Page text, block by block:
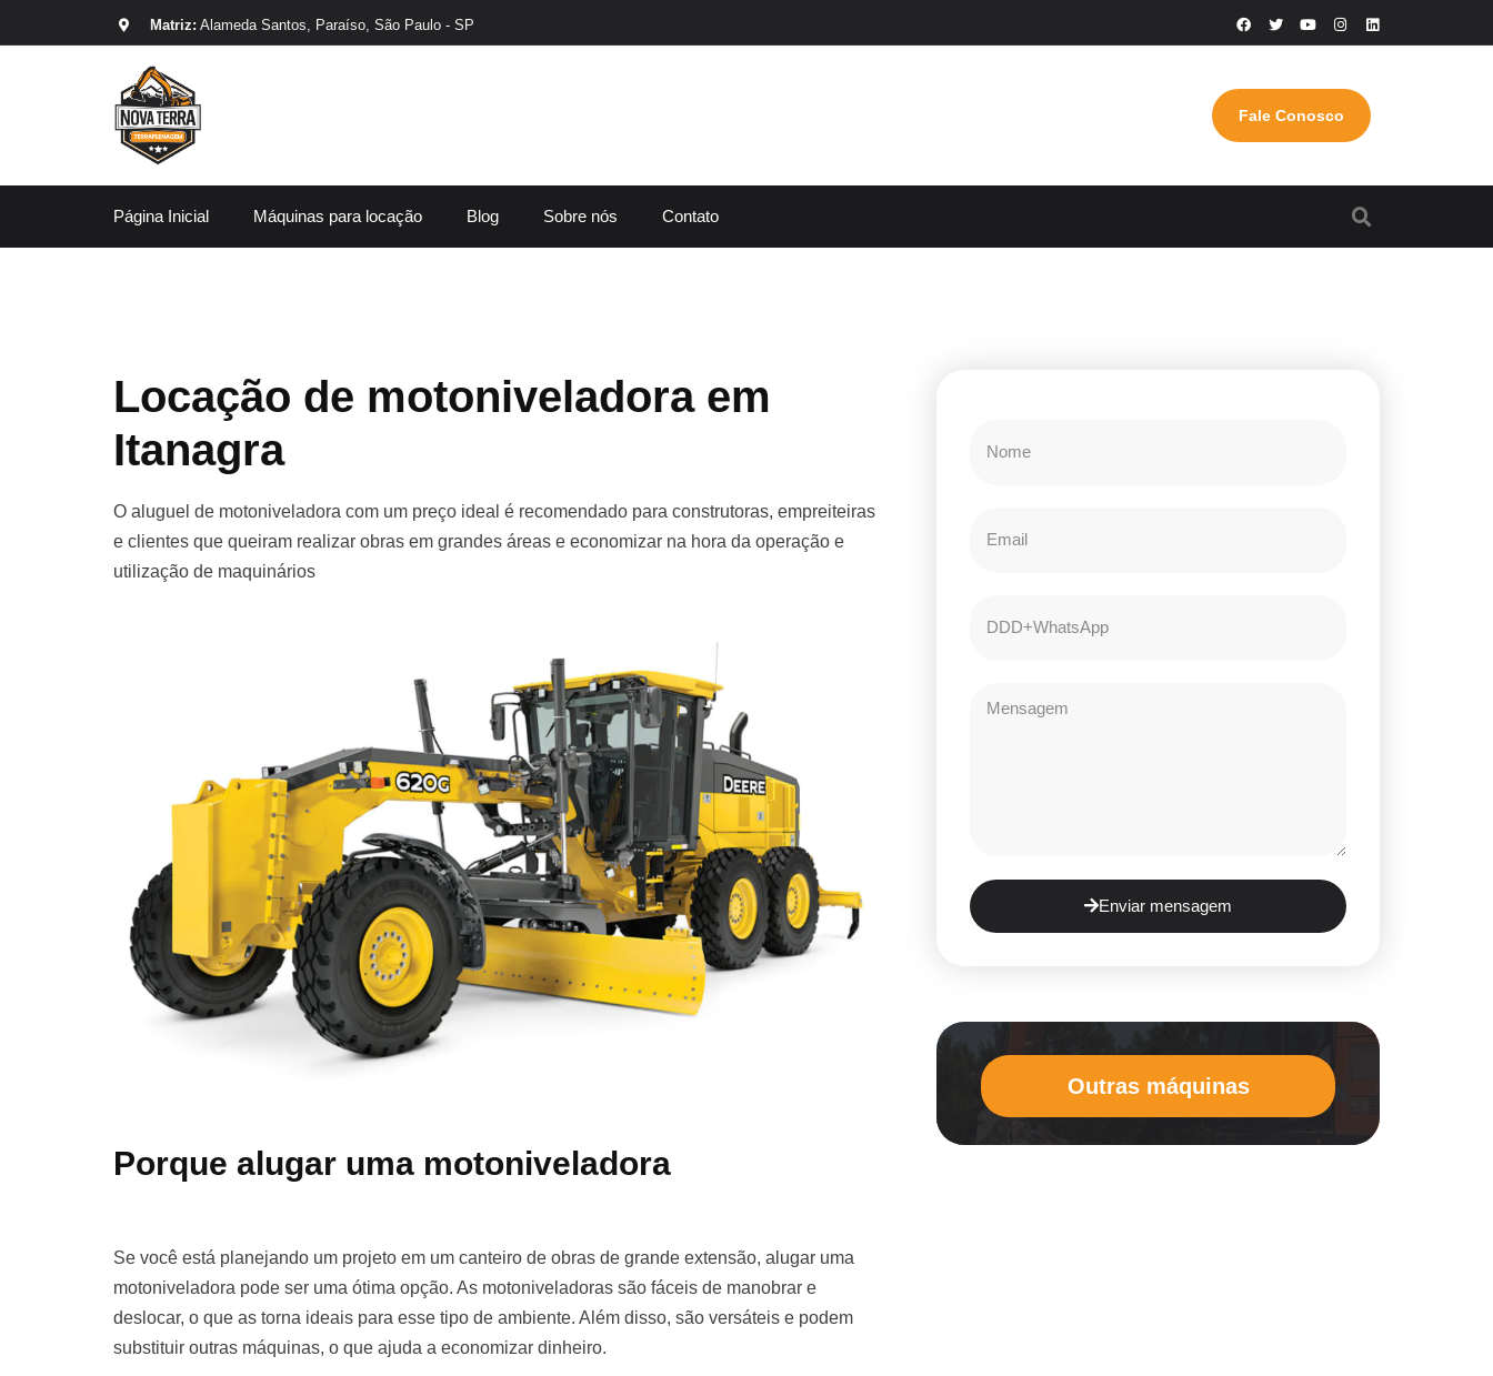
Matriz: Alameda Santos, Paraíso, São Paulo - SP
Fale Conosco
Página Inicial Máquinas para locação Blog Sobre nós Contato
Locação de motoniveladora em
Itanagra
O aluguel de motoniveladora com um preço ideal é recomendado para construtoras, empreiteiras
e clientes que queiram realizar obras em grandes áreas e economizar na hora da operação e
utilização de maquinários
Porque alugar uma motoniveladora
Se você está planejando um projeto em um canteiro de obras de grande extensão, alugar uma
motoniveladora pode ser uma ótima opção. As motoniveladoras são fáceis de manobrar e
deslocar, o que as torna ideais para esse tipo de ambiente. Além disso, são versáteis e podem
substituir outras máquinas, o que ajuda a economizar dinheiro.
Enviar mensagem
Outras máquinas